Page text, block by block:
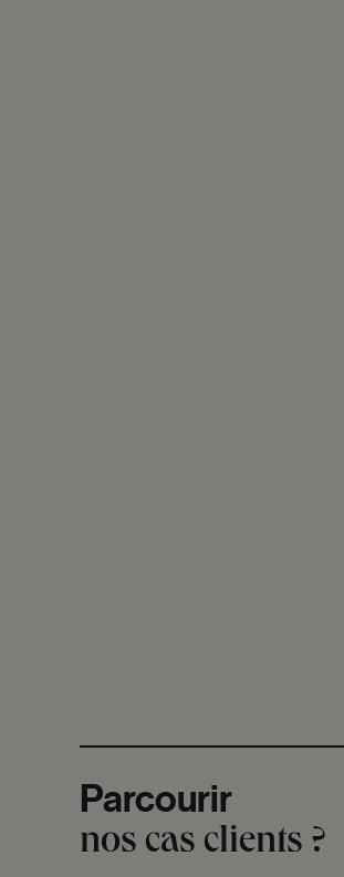
Parcourir
nos cas clients ?